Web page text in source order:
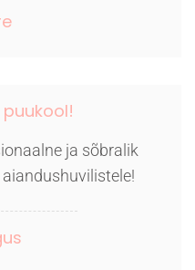
ja sõbralik